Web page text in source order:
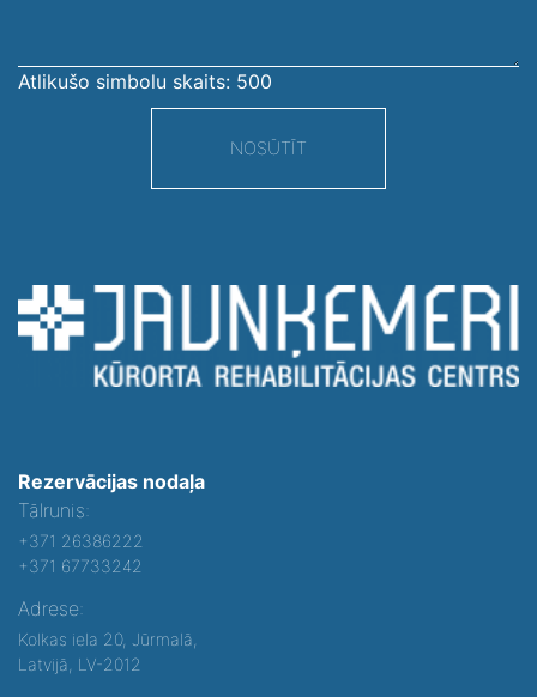
Atlikušo simbolu skaits: 500
NOSŪTĪT
Rezervācijas nodaļa
Tālrunis:
+371 26386222
+371 67733242
Adrese:
Kolkas iela 20, Jūrmalā,
Latvijā, LV-2012